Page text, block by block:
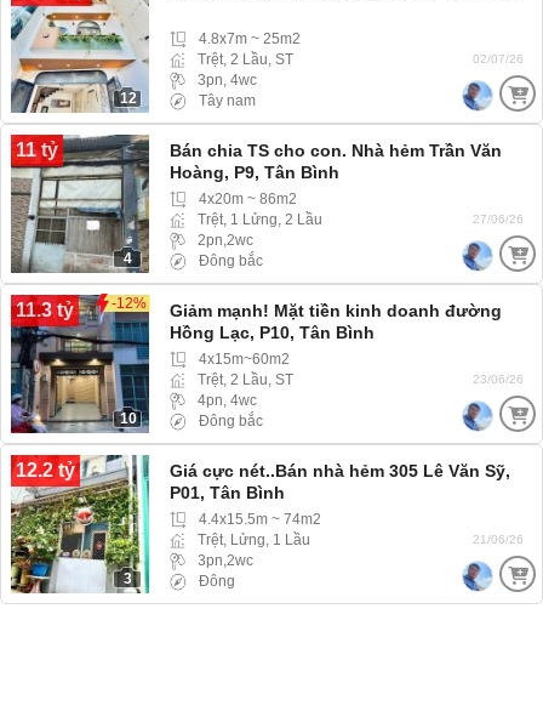
12
4.8x7m ~ 25m2
Trệt, 2 Lầu, ST
3pn, 4wc
Tây nam
02/07/26
11 tỷ
4
Bán chia TS cho con. Nhà hẻm Trần Văn
Hoàng, P9, Tân Bình
4x20m ~ 86m2
Trệt, 1 Lửng, 2 Lầu
2pn,2wc
Đông bắc
27/06/26
11.3 tỷ -12%
10
Giảm mạnh! Mặt tiền kinh doanh đường
Hồng Lạc, P10, Tân Bình
4x15m~60m2
Trệt, 2 Lầu, ST
4pn, 4wc
Đông bắc
23/06/26
12.2 tỷ
3
Giá cực nét..Bán nhà hẻm 305 Lê Văn Sỹ,
P01, Tân Bình
4.4x15.5m ~ 74m2
Trệt, Lửng, 1 Lầu
3pn,2wc
Đông
21/06/26